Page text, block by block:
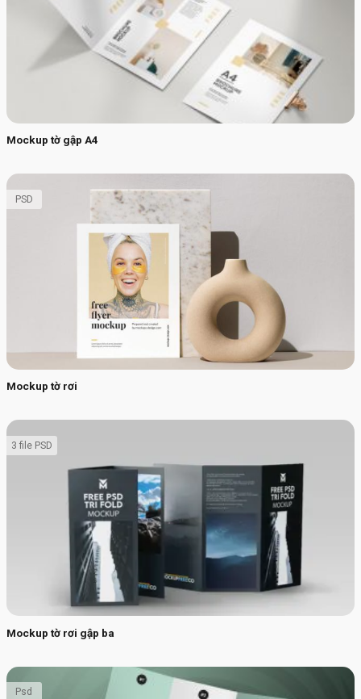
Mockup tờ gập A4
Mockup tờ rơi
PSD
Mockup tờ rơi gập ba
3 file PSD
Psd